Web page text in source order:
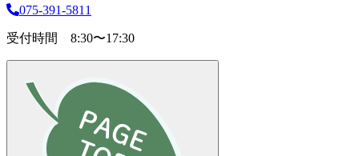
075-391-5811
受付時間 8:30〜17:30